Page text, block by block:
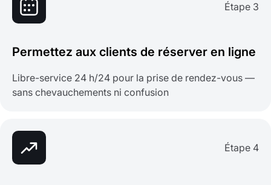
Étape 3
Permettez aux clients de réserver en ligne
Libre-service 24 h/24 pour la prise de rendez-vous —
sans chevauchements ni confusion
Étape 4